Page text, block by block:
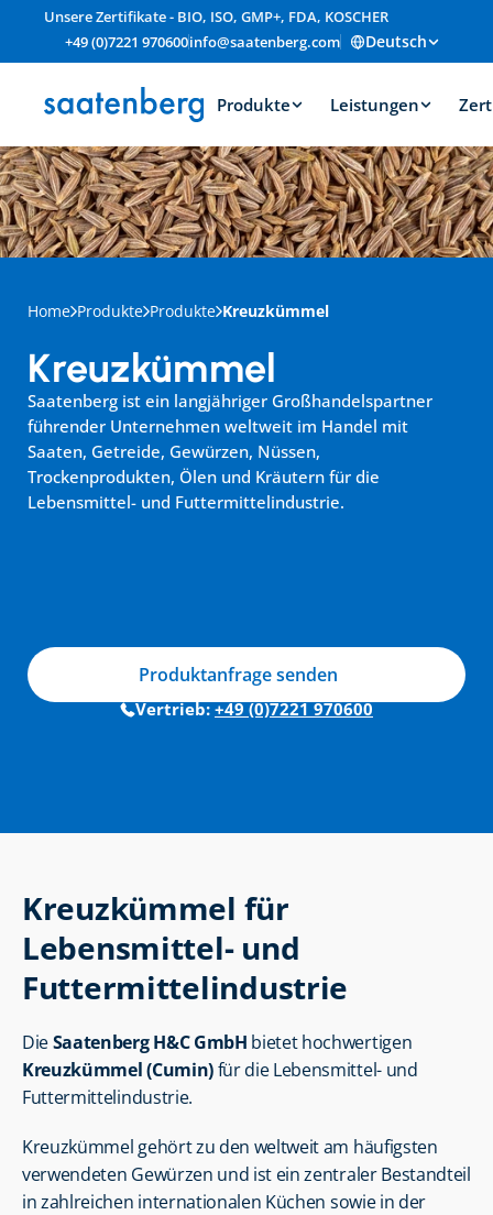
Unsere Zertifikate - BIO, ISO, GMP+, FDA, KOSCHER
+49 (0)7221 970600info@saatenberg.com Deutsch
Produkte Leistungen
Home Produkte Produkte Kreuzkümmel
Saatenberg ist ein langjähriger Großhandelspartner
führender Unternehmen weltweit im Handel mit
Saaten, Getreide, Gewürzen, Nüssen,
Trockenprodukten, Ölen und Kräutern für die
Lebensmittel- und Futtermittelindustrie.
Kreuzkümmel
Vertrieb: +49 (0)7221 970600
Produktanfrage senden
Kreuzkümmel für
Lebensmittel- und
Futtermittelindustrie
Die Saatenberg H&C GmbH
Kreuzkümmel (Cumin) für die Lebensmittel- und
Futtermittelindustrie.
Kreuzkümmel gehört zu den weltweit am häufigsten
verwendeten Gewürzen und ist ein zentraler Bestandteil
in zahlreichen internationalen Küchen sowie in der